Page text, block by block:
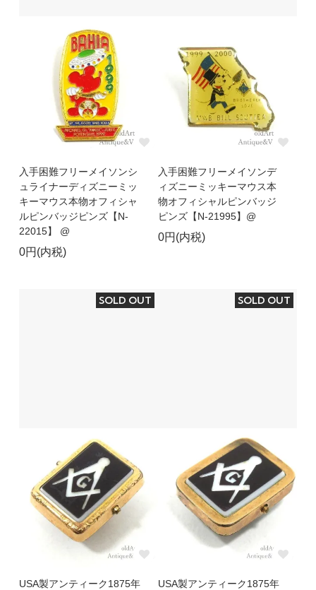
入手困難フリーメイソンシ
ュライナーディズニーミッ
キーマウス本物オフィシャ
ルピンバッジピンズ【N-
22015】 @
0円(内税)
入手困難フリーメイソンデ
ィズニーミッキーマウス本
物オフィシャルピンバッジ
ピンズ【N-21995】@
0円(内税)
SOLD OUT
USA製アンティーク1875年
SOLD OUT
USA製アンティーク1875年